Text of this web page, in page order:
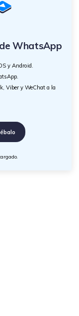
WhatsApp
y Android.
Viber y WeChat a la